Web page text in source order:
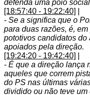
defenda uma poio
[18:57:40 - 19:22:40]
- Se a significa que o
para duas razões, é,
pototivos candidatos do
apoiados pela direção.
[19:24:20 - 19:42:40]
- É que a direção lança
aqueles que correm
do PS nas últimas
dividido ou não teve um